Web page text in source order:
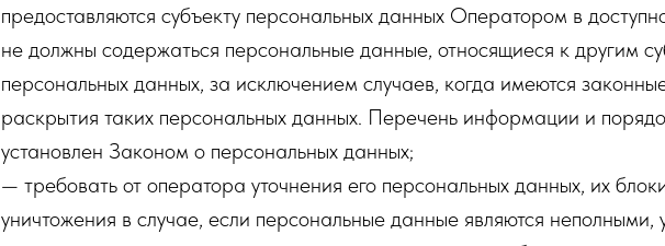
предоставляются субъекту персональных данных Оператором в
не должны содержаться персональные данные, относящиеся к другим
персональных данных, за исключением случаев, когда имеются
раскрытия таких персональных данных. Перечень информации и
установлен Законом о персональных данных;
— требовать от оператора уточнения его персональных данных, их
уничтожения в случае, если персональные данные являются неполными,